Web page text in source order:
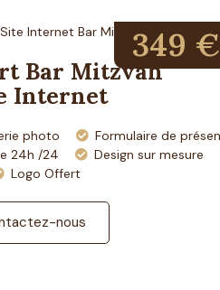
349 €
Bar Mitzvah
Internet
photo
Formulaire de
24h /24
Design sur mesure
Logo Offert
nous